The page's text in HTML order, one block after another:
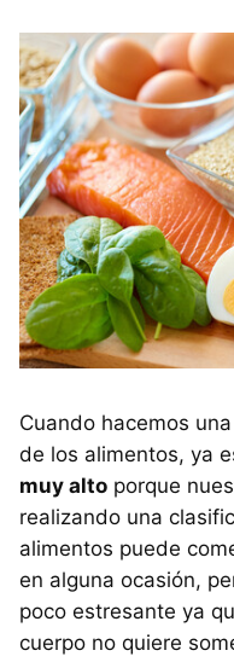
Cuando hacemos
de los alimentos, ya
muy alto porque
realizando una
alimentos puede
en alguna ocasión,
poco estresante ya
cuerpo no quiere